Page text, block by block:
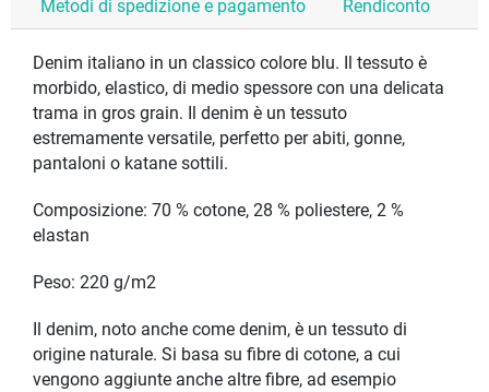
Metodi di spedizione e pagamento Rendiconto
Denim italiano in un classico colore blu. Il tessuto è
morbido, elastico, di medio spessore con una delicata
trama in gros grain. Il denim è un tessuto
estremamente versatile, perfetto per abiti, gonne,
pantaloni o katane sottili.
Composizione: 70 % cotone, 28 % poliestere, 2 %
elastan
Peso: 220 g/m2
Il denim, noto anche come denim, è un tessuto di
origine naturale. Si basa su fibre di cotone, a cui
vengono aggiunte anche altre fibre, ad esempio